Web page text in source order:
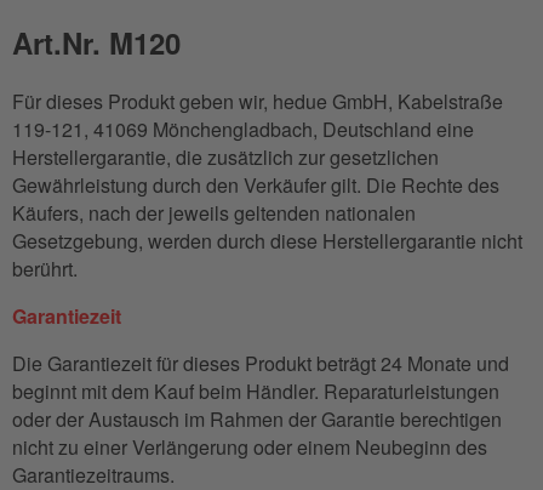
Art.Nr. M120
Für dieses Produkt geben wir, hedue GmbH, Kabelstraße
119-121, 41069 Mönchengladbach, Deutschland eine
Herstellergarantie, die zusätzlich zur gesetzlichen
Gewährleistung durch den Verkäufer gilt. Die Rechte des
Käufers, nach der jeweils geltenden nationalen
Gesetzgebung, werden durch diese Herstellergarantie nicht
berührt.
Garantiezeit
Die Garantiezeit für dieses Produkt beträgt 24 Monate und
beginnt mit dem Kauf beim Händler. Reparaturleistungen
oder der Austausch im Rahmen der Garantie berechtigen
nicht zu einer Verlängerung oder einem Neubeginn des
Garantiezeitraums.